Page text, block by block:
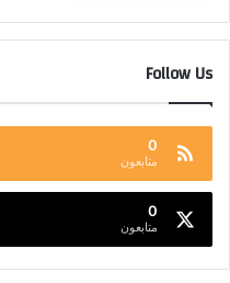
Follow Us
0
متابعون
0
متابعون